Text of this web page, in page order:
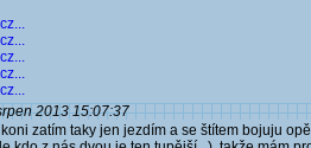
2013 15:07:37
zatím taky jen jezdím a se štítem bojuju